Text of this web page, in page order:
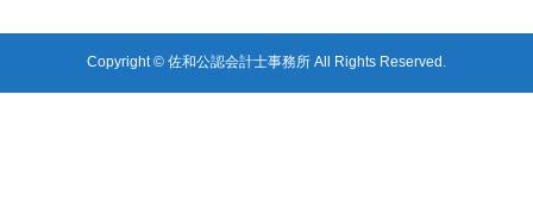
Copyright © 佐和公認会計士事務所 All Rights Reserved.